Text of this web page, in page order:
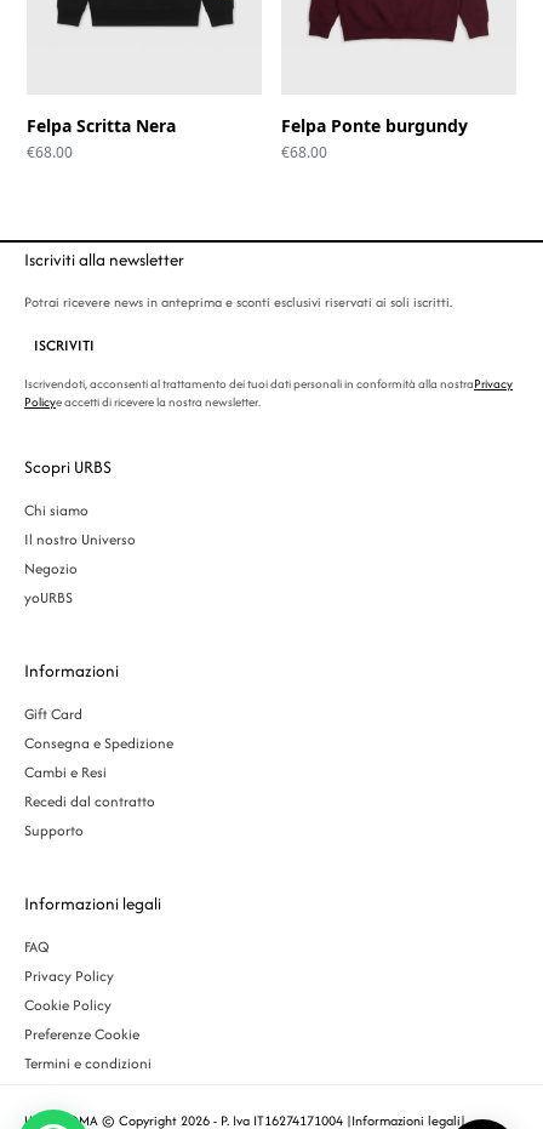
Felpa Scritta Nera
€68.00
Felpa Ponte burgundy
€68.00
Iscriviti alla newsletter
Potrai ricevere news in anteprima e sconti esclusivi riservati ai soli iscritti.
ISCRIVITI
Iscrivendoti, acconsenti al trattamento dei tuoi dati personali in conformità alla nostraPrivacy
Policye accetti di ricevere la nostra newsletter.
Scopri URBS
Chi siamo
Il nostro Universo
Negozio
yoURBS
Informazioni
Gift Card
Consegna e Spedizione
Cambi e Resi
Recedi dal contratto
Supporto
Informazioni legali
FAQ
Privacy Policy
Cookie Policy
Preferenze Cookie
Termini e condizioni
URBS ROMA © Copyright 2026 - P. Iva IT16274171004 |Informazioni legali|